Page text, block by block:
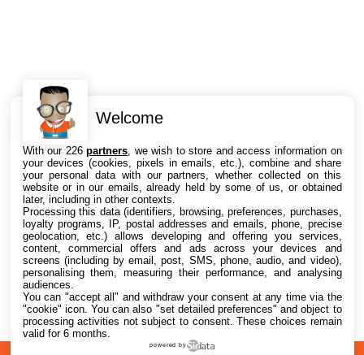
Intéressant ? Partagez !
Welcome
With our 226partners , we wish to store and access information on
your devices (cookies, pixels in emails, etc.), combine and share
your personal data with our partners, whether collected on this
website or in our emails, already held by some of us, or obtained
later, including in other contexts.
Processing this data (identifiers, browsing, preferences, purchases,
loyalty programs, IP, postal addresses and emails, phone, precise
geolocation, etc.) allows developing and offering you services,
content, commercial offers and ads across your devices and
screens (including by email, post, SMS, phone, audio, and video),
personalising them, measuring their performance, and analysing
audiences.
You can "accept all" and withdraw your consent at any time via the
"cookie" icon. You can also "set detailed preferences" and object to
processing activities not subject to consent. These choices remain
valid for 6 months.
powered by